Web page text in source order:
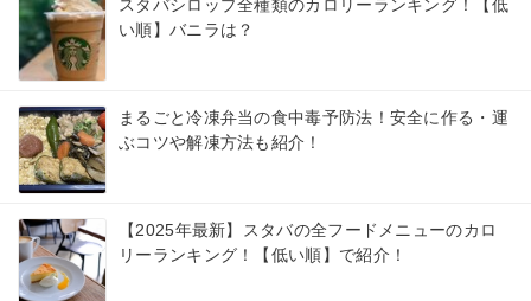
スタバシロップ全種類のカロリーランキング！【低
い順】バニラは？
まるごと冷凍弁当の食中毒予防法！安全に作る・運
ぶコツや解凍方法も紹介！
【2025年最新】スタバの全フードメニューのカロ
リーランキング！【低い順】で紹介！